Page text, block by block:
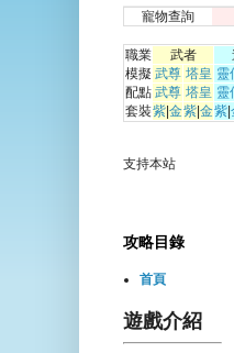
寵物查詢
職業 武者
模擬 武尊 塔皇 靈
配點 武尊 塔皇 靈
套裝紫 金紫 金紫
支持本站
攻略目錄
首頁
遊戲介紹